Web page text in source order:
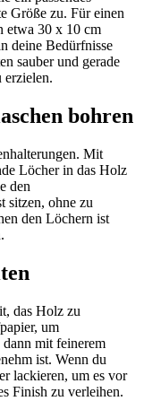
Größe zu. Für einen
etwa 30 x 10 cm
deine Bedürfnisse
sauber und gerade
erzielen.
bohren
Mit
Löcher in das Holz
den
sitzen, ohne zu
den Löchern ist
das Holz zu
um
mit feinerem
ist. Wenn du
lackieren, um es vor
Finish zu verleihen.